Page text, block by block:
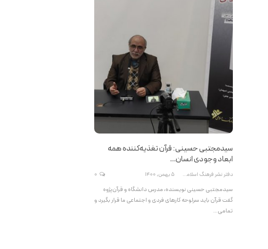
سیدمجتبی حسینی: قرآن تغذیه‌کننده همه
ابعاد وجودی انسان…
دفتر نشر فرهنگ اسلامی 5 بهمن, 1400
سیدمجتبی حسینی نویسنده، مدرس دانشگاه و قرآن‌پژوه
گفت قرآن باید سرلوحه کارهای فردی و اجتماعی ما قرار بگیرد و
تمامی…